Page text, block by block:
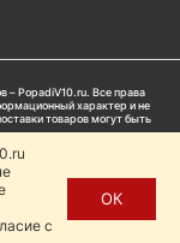
– PopadiV10.ru. Все права
характер и не
товаров могут быть
с условиями,
Popadiv10 запрещено,
сайта Popadiv10.
с
ОК